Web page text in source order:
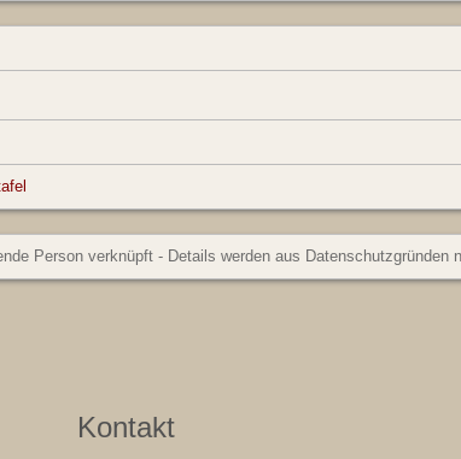
Person verknüpft - Details werden aus Datenschutzgründen
Kontakt